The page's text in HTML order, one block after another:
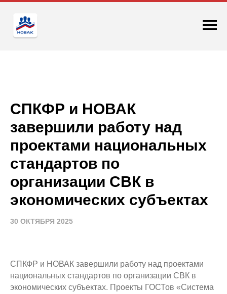
СПКФР и НОВАК
завершили работу над
проектами национальных
стандартов по
организации СВК в
экономических субъектах
30 ОКТЯБРЯ 2025
СПКФР и НОВАК завершили работу над проектами
национальных стандартов по организации СВК в
экономических субъектах. Проекты ГОСТов «Система